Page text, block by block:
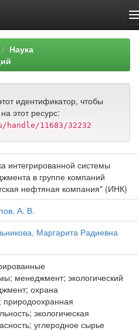
Наука
идентификатор, чтобы
этот ресурс:
11683/32232
интегрированной системы
в группе компаний
нефтяная компания" (ИНК)
А. В.
Маргарита Радиевна
менеджмент; экологический
охрана
природоохранная
экологическая
углеродное сырье